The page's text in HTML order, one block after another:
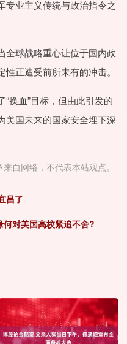
专业主义传统与政治指令之
全球战略重心让位于国内政
正遭受前所未有的冲击。
换血”目标，但由此引发的
美国未来的国家安全埋下深
自网络，不代表本站观点。
昌了
对美国高校紧追不舍?